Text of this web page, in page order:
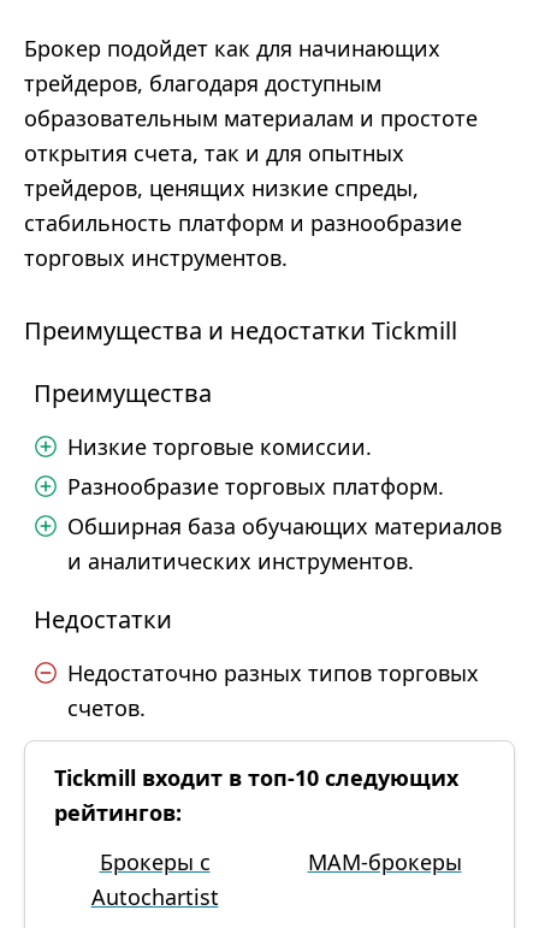
Брокер подойдет как для начинающих
трейдеров, благодаря доступным
образовательным материалам и простоте
открытия счета, так и для опытных
трейдеров, ценящих низкие спреды,
стабильность платформ и разнообразие
торговых инструментов.
Преимущества и недостатки Tickmill
Преимущества
Низкие торговые комиссии.
Разнообразие торговых платформ.
Обширная база обучающих материалов
и аналитических инструментов.
Недостатки
Недостаточно разных типов торговых
счетов.
Tickmill входит в топ-10 следующих
рейтингов:
Брокеры с
Autochartist
MAM-брокеры